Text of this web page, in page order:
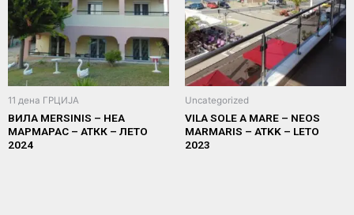
11 дена ГРЦИЈА
ВИЛА MERSINIS – НЕА
МАРМАРАС – АТКК – ЛЕТО
2024
Uncategorized
VILA SOLE A MARE – NEOS
MARMARIS – ATKK – LETO
2023